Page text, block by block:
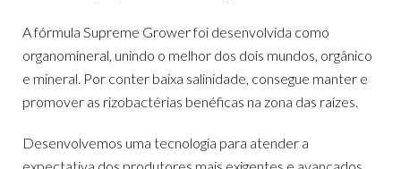
A fórmula Supreme Grower foi desenvolvida como
organomineral, unindo o melhor dos dois mundos, orgânico
e mineral. Por conter baixa salinidade, consegue manter e
promover as rizobactérias benéficas na zona das raízes.
Desenvolvemos uma tecnologia para atender a